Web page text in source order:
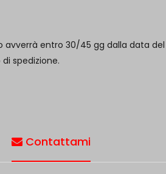
avverrà entro 30/45 gg dalla data
spedizione.
Contattami